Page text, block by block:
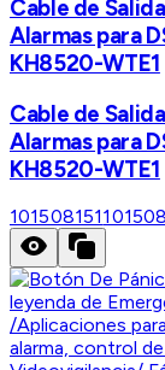
Cable de
Alarmas para
KH8520-WTE1
Cable de
Alarmas para
KH8520-WTE1
101508151